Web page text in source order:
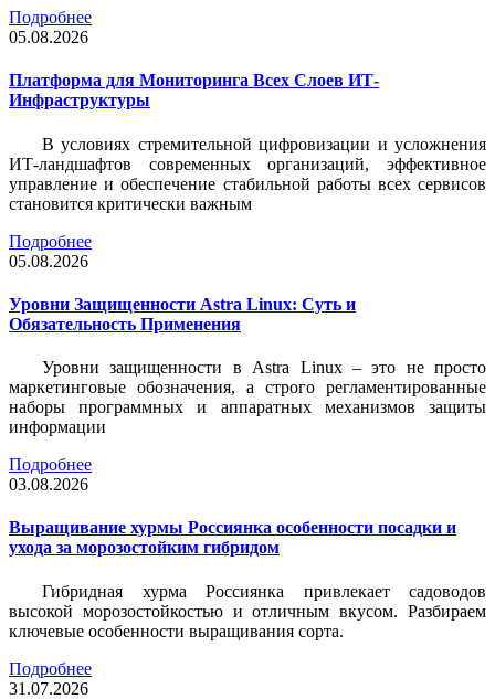
Подробнее
05.08.2026
Платформа для Мониторинга Всех Слоев ИТ-
Инфраструктуры
В условиях стремительной цифровизации и усложнения
ИТ-ландшафтов современных организаций, эффективное
управление и обеспечение стабильной работы всех сервисов
становится критически важным
Подробнее
05.08.2026
Уровни Защищенности Astra Linux: Суть и
Обязательность Применения
Уровни защищенности в Astra Linux – это не просто
маркетинговые обозначения, а строго регламентированные
наборы программных и аппаратных механизмов защиты
информации
Подробнее
03.08.2026
Выращивание хурмы Россиянка особенности посадки и
ухода за морозостойким гибридом
Гибридная хурма Россиянка привлекает садоводов
высокой морозостойкостью и отличным вкусом. Разбираем
ключевые особенности выращивания сорта.
Подробнее
31.07.2026